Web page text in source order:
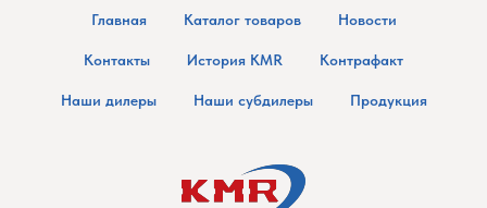
Главная Каталог товаров Новости
Контакты История KMR Контрафакт
Наши дилеры Наши субдилеры Продукция